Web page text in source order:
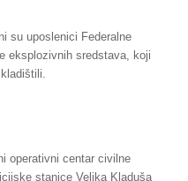
su uposlenici Federalne
eksplozivnih sredstava, koji
operativni centar civilne
stanice Velika Kladuša